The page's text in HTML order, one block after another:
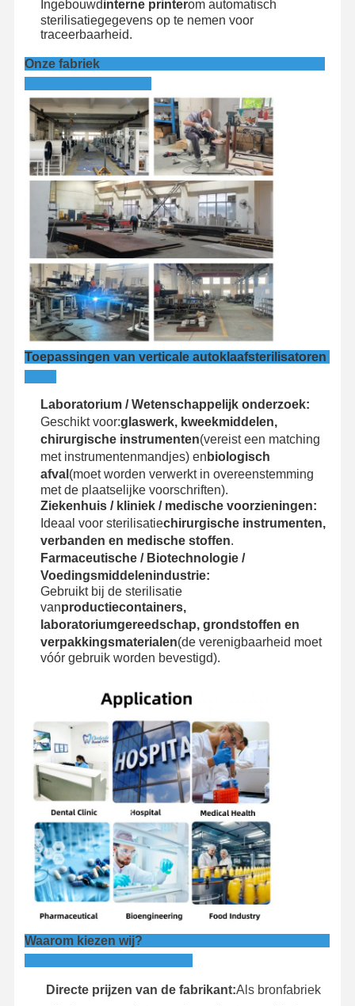
Ingebouwdinterne printerom automatisch
sterilisatiegegevens op te nemen voor
traceerbaarheid.
Onze fabriek
Toepassingen van verticale autoklaafsterilisatoren
Laboratorium / Wetenschappelijk onderzoek:
Geschikt voor:glaswerk, kweekmiddelen,
chirurgische instrumenten(vereist een matching
met instrumentenmandjes) en biologisch
afval (moet worden verwerkt in overeenstemming
met de plaatselijke voorschriften).
Ziekenhuis / kliniek / medische voorzieningen:
Ideaal voor sterilisatiechirurgische instrumenten,
verbanden en medische stoffen.
Farmaceutische / Biotechnologie /
Voedingsmiddelenindustrie:
Gebruikt bij de sterilisatie
vanproductiecontainers,
laboratoriumgereedschap, grondstoffen en
verpakkingsmaterialen(de verenigbaarheid moet
vóór gebruik worden bevestigd).
Waarom kiezen wij?
Directe prijzen van de fabrikant:Als bronfabriek